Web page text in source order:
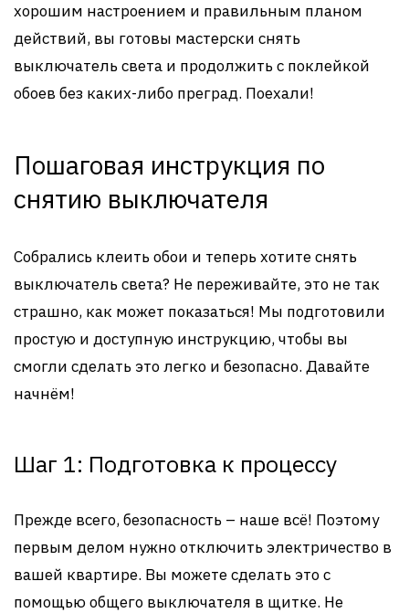
хорошим настроением и правильным планом
действий, вы готовы мастерски снять
выключатель света и продолжить с поклейкой
обоев без каких-либо преград. Поехали!
Пошаговая инструкция по
снятию выключателя
Собрались клеить обои и теперь хотите снять
выключатель света? Не переживайте, это не так
страшно, как может показаться! Мы подготовили
простую и доступную инструкцию, чтобы вы
смогли сделать это легко и безопасно. Давайте
начнём!
Шаг 1: Подготовка к процессу
Прежде всего, безопасность – наше всё! Поэтому
первым делом нужно отключить электричество в
вашей квартире. Вы можете сделать это с
помощью общего выключателя в щитке. Не